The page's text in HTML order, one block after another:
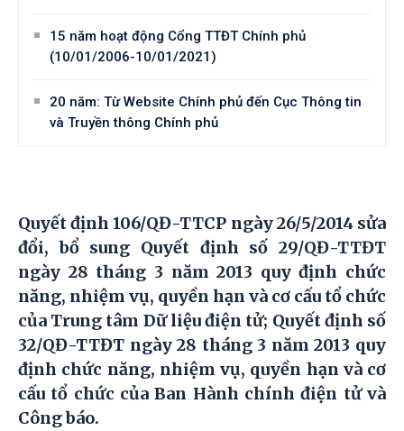
15 năm hoạt động Cổng TTĐT Chính phủ
(10/01/2006-10/01/2021)
20 năm: Từ Website Chính phủ đến Cục Thông tin
và Truyền thông Chính phủ
Quyết định 106/QĐ-TTCP ngày 26/5/2014 sửa
đổi, bổ sung Quyết định số 29/QĐ-TTĐT
ngày 28 tháng 3 năm 2013 quy định chức
năng, nhiệm vụ, quyền hạn và cơ cấu tổ chức
của Trung tâm Dữ liệu điện tử; Quyết định số
32/QĐ-TTĐT ngày 28 tháng 3 năm 2013 quy
định chức năng, nhiệm vụ, quyền hạn và cơ
cấu tổ chức của Ban Hành chính điện tử và
Công báo.